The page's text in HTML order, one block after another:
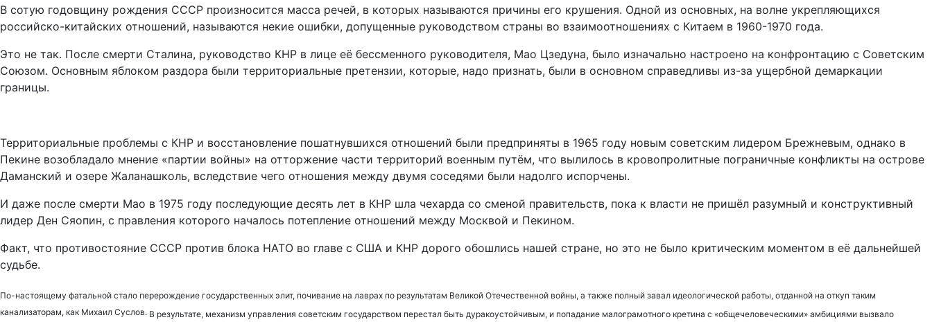
В сотую годовщину рождения СССР произносится масса речей, в которых называются причины его крушения. Одной из основных, на волне укрепляющихся
российско-китайских отношений, называются некие ошибки, допущенные руководством страны во взаимоотношениях с Китаем в 1960-1970 года.
Это не так. После смерти Сталина, руководство КНР в лице её бессменного руководителя, Мао Цзедуна, было изначально настроено на конфронтацию с Советским
Союзом. Основным яблоком раздора были территориальные претензии, которые, надо признать, были в основном справедливы из-за ущербной демаркации
границы.
Территориальные проблемы с КНР и восстановление пошатнувшихся отношений были предприняты в 1965 году новым советским лидером Брежневым, однако в
Пекине возобладало мнение «партии войны» на отторжение части территорий военным путём, что вылилось в кровопролитные пограничные конфликты на острове
Даманский и озере Жаланашколь, вследствие чего отношения между двумя соседями были надолго испорчены.
И даже после смерти Мао в 1975 году последующие десять лет в КНР шла чехарда со сменой правительств, пока к власти не пришёл разумный и конструктивный
лидер Ден Сяопин, с правления которого началось потепление отношений между Москвой и Пекином.
Факт, что противостояние СССР против блока НАТО во главе с США и КНР дорого обошлись нашей стране, но это не было критическим моментом в её дальнейшей
судьбе.
По-настоящему фатальной стало перерождение государственных элит, почивание на лаврах по результатам Великой Отечественной войны, а также полный завал идеологической работы, отданной на откуп таким
канализаторам, как Михаил Суслов. В результате, механизм управления советским государством перестал быть дуракоустойчивым, и попадание малограмотного кретина с «общечеловеческими» амбициями вызвало